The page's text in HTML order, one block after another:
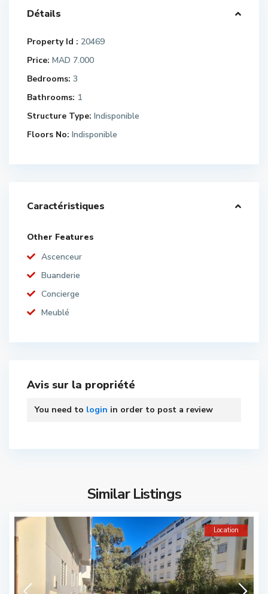
Détails
Property Id : 20469
Price: MAD 7.000
Bedrooms: 3
Bathrooms: 1
Structure Type: Indisponible
Floors No: Indisponible
Caractéristiques
Other Features
Ascenceur
Buanderie
Concierge
Meublé
Avis sur la propriété
You need to login in order to post a review
Similar Listings
Location